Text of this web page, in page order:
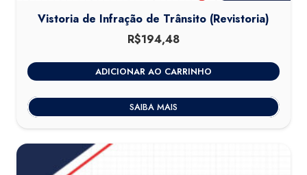
Vistoria de Infração de Trânsito (Revistoria)
R$194,48
ADICIONAR AO CARRINHO
SAIBA MAIS